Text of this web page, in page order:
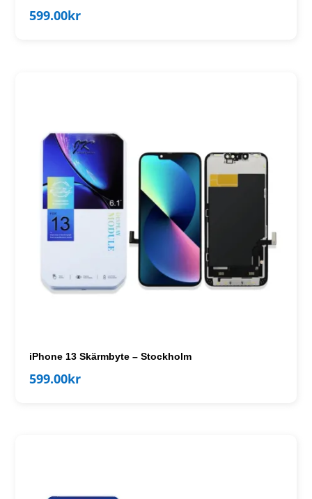
599.00kr
iPhone 13 Skärmbyte – Stockholm
599.00kr